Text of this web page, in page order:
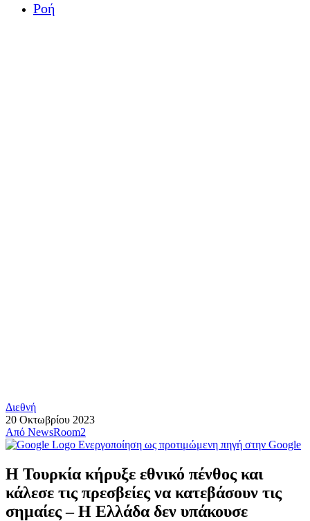
Ροή
Διεθνή
20 Οκτωβρίου 2023
Από NewsRoom2
Ενεργοποίηση ως προτιμώμενη πηγή στην Google
Η Τουρκία κήρυξε εθνικό πένθος και
κάλεσε τις πρεσβείες να κατεβάσουν τις
σημαίες – Η Ελλάδα δεν υπάκουσε